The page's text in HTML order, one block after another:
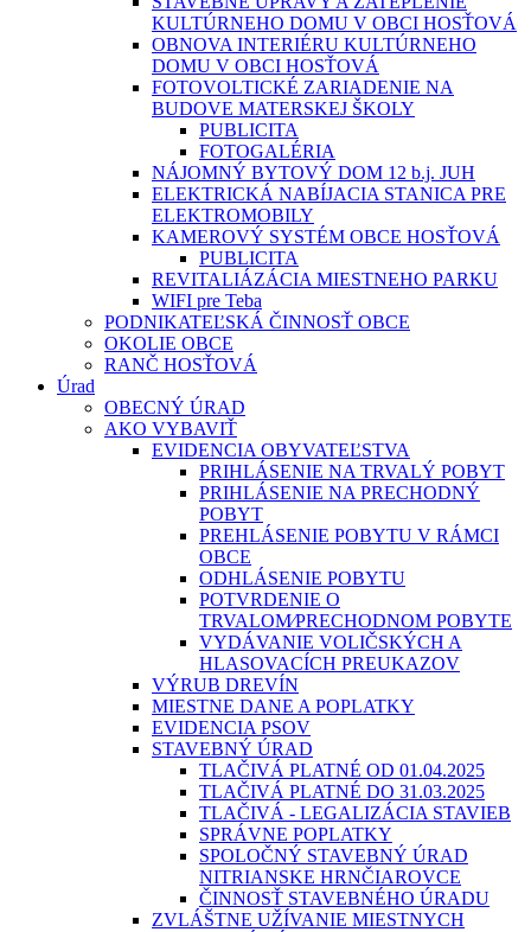
KULTÚRNEHO DOMU V OBCI HOSŤOVÁ
OBNOVA INTERIÉRU KULTÚRNEHO
DOMU V OBCI HOSŤOVÁ
FOTOVOLTICKÉ ZARIADENIE NA
BUDOVE MATERSKEJ ŠKOLY
PUBLICITA
FOTOGALÉRIA
NÁJOMNÝ BYTOVÝ DOM 12 b.j. JUH
ELEKTRICKÁ NABÍJACIA STANICA PRE
ELEKTROMOBILY
KAMEROVÝ SYSTÉM OBCE HOSŤOVÁ
PUBLICITA
REVITALIÁZÁCIA MIESTNEHO PARKU
WIFI pre Teba
PODNIKATEĽSKÁ ČINNOSŤ OBCE
OKOLIE OBCE
RANČ HOSŤOVÁ
Úrad
OBECNÝ ÚRAD
AKO VYBAVIŤ
EVIDENCIA OBYVATEĽSTVA
PRIHLÁSENIE NA TRVALÝ POBYT
PRIHLÁSENIE NA PRECHODNÝ
POBYT
PREHLÁSENIE POBYTU V RÁMCI
OBCE
ODHLÁSENIE POBYTU
POTVRDENIE O
TRVALOM⁄PRECHODNOM POBYTE
VYDÁVANIE VOLIČSKÝCH A
HLASOVACÍCH PREUKAZOV
VÝRUB DREVÍN
MIESTNE DANE A POPLATKY
EVIDENCIA PSOV
STAVEBNÝ ÚRAD
TLAČIVÁ PLATNÉ OD 01.04.2025
TLAČIVÁ PLATNÉ DO 31.03.2025
TLAČIVÁ - LEGALIZÁCIA STAVIEB
SPRÁVNE POPLATKY
SPOLOČNÝ STAVEBNÝ ÚRAD
NITRIANSKE HRNČIAROVCE
ČINNOSŤ STAVEBNÉHO ÚRADU
ZVLÁŠTNE UŽÍVANIE MIESTNYCH